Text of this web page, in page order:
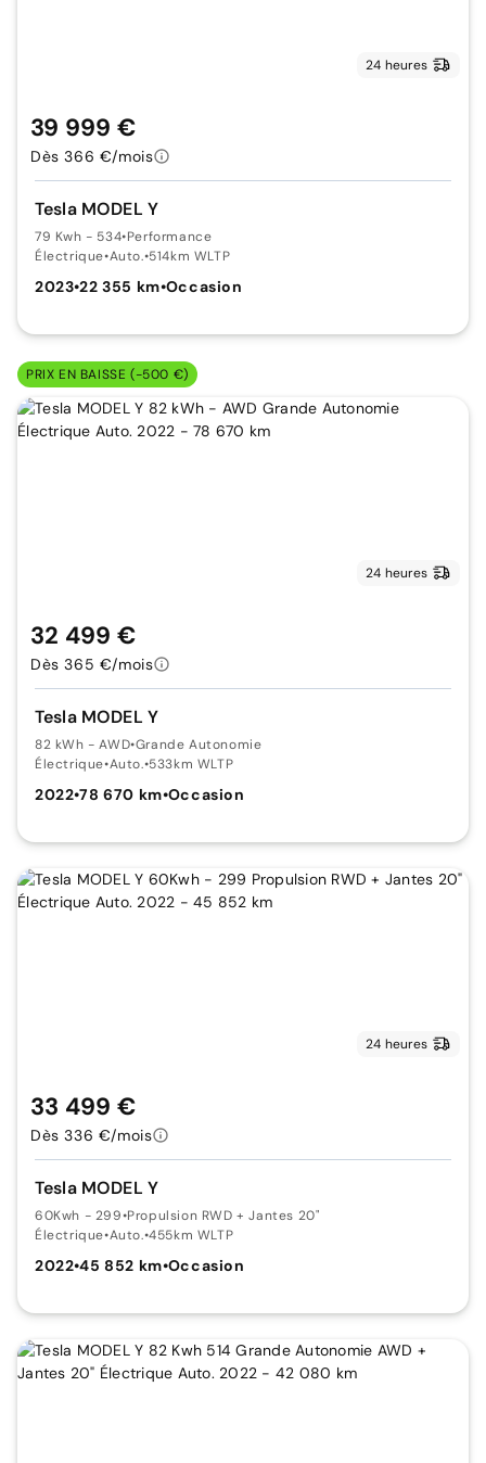
24 heures
Tesla MODEL Y
79 Kwh - 534•Performance
Électrique•Auto.•514km WLTP
2023•22 355 km•Occasion
39 999 €
Dès 366 €/mois
PRIX EN BAISSE (-500 €)
24 heures
Tesla MODEL Y
82 kWh - AWD•Grande Autonomie
Électrique•Auto.•533km WLTP
2022•78 670 km•Occasion
32 499 €
Dès 365 €/mois
24 heures
Tesla MODEL Y
60Kwh - 299•Propulsion RWD + Jantes 20"
Électrique•Auto.•455km WLTP
2022•45 852 km•Occasion
33 499 €
Dès 336 €/mois